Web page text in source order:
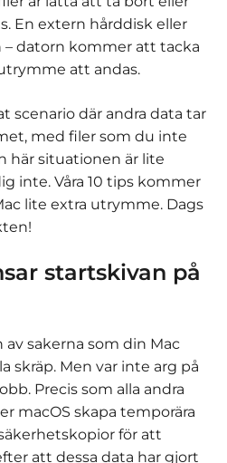
En extern hårddisk eller
datorn kommer att tacka
att andas.
scenario där andra data tar
med filer som du inte
här situationen är lite
inte. Våra 10 tips kommer
lite extra utrymme. Dags
startskivan på
av sakerna som din Mac
skräp. Men var inte arg på
Precis som alla andra
macOS skapa temporära
för att
att dessa data har gjort